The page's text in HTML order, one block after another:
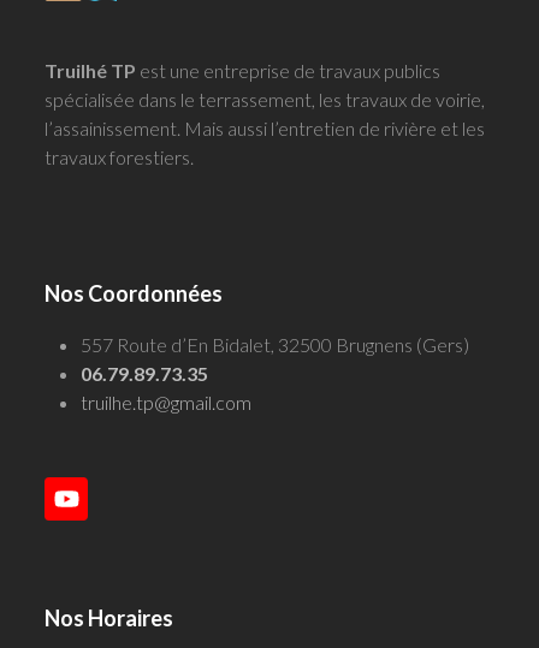
Truilhé TP est une entreprise de travaux publics
spécialisée dans le terrassement, les travaux de voirie,
l’assainissement. Mais aussi l’entretien de rivière et les
travaux forestiers.
Nos Coordonnées
557 Route d’En Bidalet, 32500 Brugnens (Gers)
06.79.89.73.35
truilhe.tp@gmail.com
YouTube
Nos Horaires